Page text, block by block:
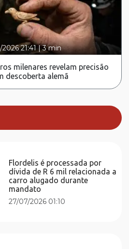
21:41 |3 min
milenares revelam precisão
descoberta alemã
Flordelis é processada por
dívida de R 6 mil relacionada a
carro alugado durante
mandato
27/07/2026 01:10